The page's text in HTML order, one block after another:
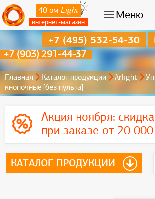
40 ом Light
интернет-магазин
Меню
+7 (903) 291-44-37
+7 (495) 532-54-30
Главная Каталог продукции Arlight
кнопочные [без пульта]
Акция ноября:
при заказе от 20 000
КАТАЛОГ ПРОДУКЦИИ